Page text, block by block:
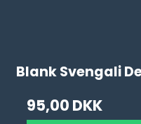
Blank Svengali
95,00 DKK